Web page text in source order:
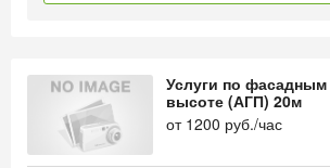
Услуги по
высоте (АГП) 20м
от 1200 руб./час